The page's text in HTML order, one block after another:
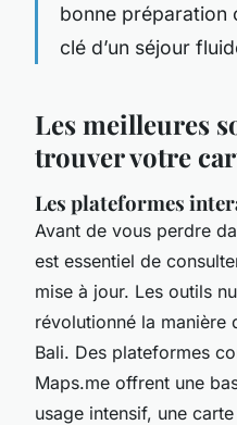
bonne préparation
clé d’un séjour
Les meilleures
trouver votre
Les plateformes
Avant de vous perdre
est essentiel de
mise à jour. Les outils
révolutionné la manière
Bali. Des plateformes
Maps.me offrent une
usage intensif, une